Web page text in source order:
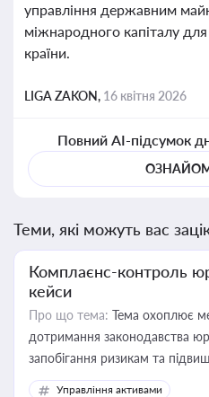
управління державним
міжнародного капіталу
країни.
LIGA ZAKON, 16 квітня 2026
Повний AI-підсумок
Теми, які можуть вас
Комплаєнс-контроль
кейси
Про що тема: Тема охоплює
дотримання законодавства
запобігання ризикам та
Управління активами